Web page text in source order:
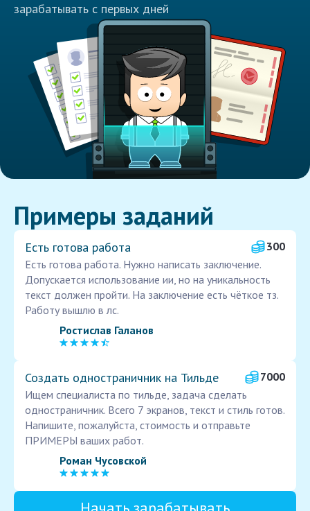
зарабатывать с первых дней
Примеры заданий
Есть готова работа
300
Есть готова работа. Нужно написать заключение.
Допускается использование ии, но на уникальность
текст должен пройти. На заключение есть чёткое тз.
Работу вышлю в лс.
Ростислав Галанов
Создать одностраничник на Тильде
7000
Ищем специалиста по тильде, задача сделать
одностраничник. Всего 7 экранов, текст и стиль готов.
Напишите, пожалуйста, стоимость и отправьте
ПРИМЕРЫ ваших работ.
Роман Чусовской